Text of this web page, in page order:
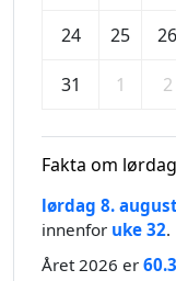
24 25 26
31 1 2
Fakta om
lørdag 8.
innenfor uke 32.
Året 2026 er